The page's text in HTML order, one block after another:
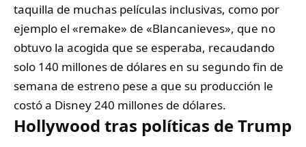
taquilla de muchas películas inclusivas, como por
ejemplo el «remake» de «Blancanieves», que no
obtuvo la acogida que se esperaba, recaudando
solo 140 millones de dólares en su segundo fin de
semana de estreno pese a que su producción le
costó a Disney 240 millones de dólares.
Hollywood tras políticas de Trump